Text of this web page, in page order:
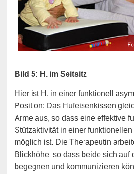
Bild 5: H. im Seitsitz
Hier ist H. in einer funktionell
Position: Das Hufeisenkissen
Arme aus, so dass eine effektive
Stützaktivität in einer funktionellen
möglich ist. Die Therapeutin
Blickhöhe, so dass beide sich auf
begegnen und kommunizieren